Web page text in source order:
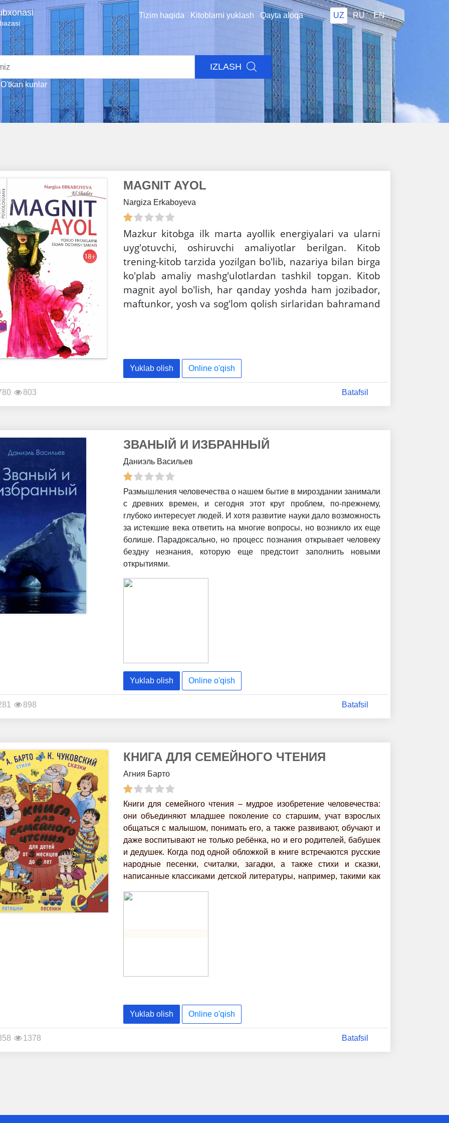
Tizim haqida Kitoblarni yuklash Qayta aloqa UZ RU EN
IZLASH
kunlar
MAGNIT AYOL
Nargiza Erkaboyeva
Mazkur kitobga ilk marta ayollik energiyalari va ularni
uyg'otuvchi, oshiruvchi amaliyotlar berilgan. Kitob
trening-kitob tarzida yozilgan bo'lib, nazariya bilan birga
ko'plab amaliy mashg'ulotlardan tashkil topgan. Kitob
magnit ayol bo'lish, har qanday yoshda ham jozibador,
maftunkor, yosh va sog'lom qolish sirlaridan bahramand
Yuklab olish Online o'qish
803 Batafsil
ЗВАНЫЙ И ИЗБРАННЫЙ
Даниэль Васильев
Размышления человечества о нашем бытие в мироздании занимали
с древних времен, и сегодня этот круг проблем, по-прежнему,
глубоко интересует людей. И хотя развитие науки дало возможность
за истекшие века ответить на многие вопросы, но возникло их еще
болише. Парадоксально, но процесс познания открывает человеку
бездну незнания, которую еще предстоит заполнить новыми
открытиями.
Yuklab olish Online o'qish
898 Batafsil
КНИГА ДЛЯ СЕМЕЙНОГО ЧТЕНИЯ
Агния Барто
Книги для семейного чтения – мудрое изобретение человечества:
они объединяют младшее поколение со старшим, учат взрослых
общаться с малышом, понимать его, а также развивают, обучают и
даже воспитывают не только ребёнка, но и его родителей, бабушек
и дедушек. Когда под одной обложкой в книге встречаются русские
народные песенки, считалки, загадки, а также стихи и сказки,
написанные классиками детской литературы, например, такими как
эффект – её читатели умнеют просто на глазах: столько в ней
Yuklab olish Online o'qish
1378 Batafsil